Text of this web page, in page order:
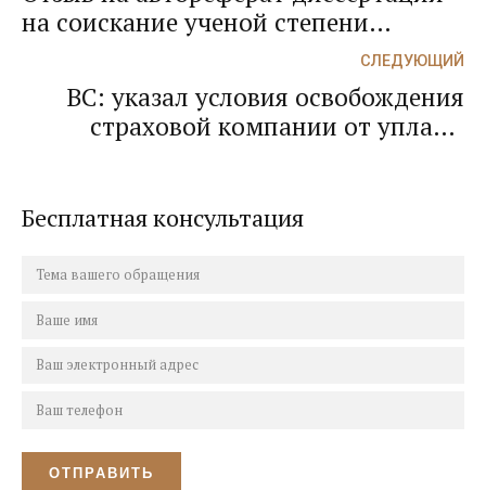
на соискание ученой степени
выполненной Синицыным Сергеем
Андреевичем на тему: "Общее
учение об абсолютных и
СЛЕДУЮЩИЙ
ВС: указал условия освобождения
страховой компании от уплаты
Бесплатная консультация